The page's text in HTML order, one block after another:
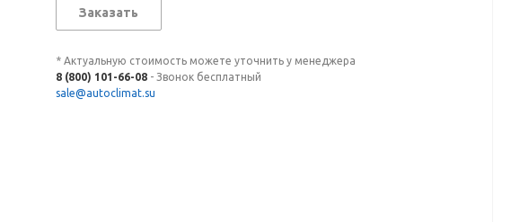
Заказать
* Актуальную стоимость можете уточнить у менеджера
8 (800) 101-66-08 - Звонок бесплатный
sale@autoclimat.su